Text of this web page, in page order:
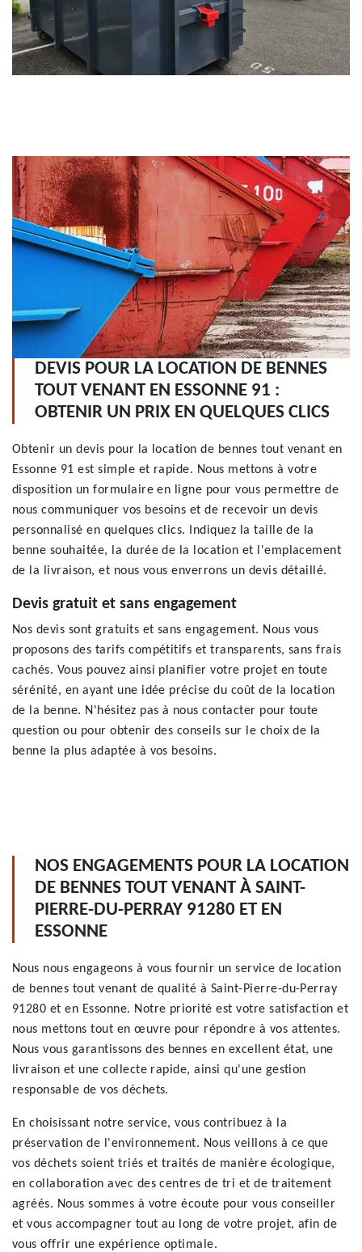
DEVIS POUR LA LOCATION DE BENNES
TOUT VENANT EN ESSONNE 91 :
OBTENIR UN PRIX EN QUELQUES CLICS
Obtenir un devis pour la location de bennes tout venant en
Essonne 91 est simple et rapide. Nous mettons à votre
disposition un formulaire en ligne pour vous permettre de
nous communiquer vos besoins et de recevoir un devis
personnalisé en quelques clics. Indiquez la taille de la
benne souhaitée, la durée de la location et l'emplacement
de la livraison, et nous vous enverrons un devis détaillé.
Devis gratuit et sans engagement
Nos devis sont gratuits et sans engagement. Nous vous
proposons des tarifs compétitifs et transparents, sans frais
cachés. Vous pouvez ainsi planifier votre projet en toute
sérénité, en ayant une idée précise du coût de la location
de la benne. N'hésitez pas à nous contacter pour toute
question ou pour obtenir des conseils sur le choix de la
benne la plus adaptée à vos besoins.
NOS ENGAGEMENTS POUR LA LOCATION
DE BENNES TOUT VENANT À SAINT-
PIERRE-DU-PERRAY 91280 ET EN
ESSONNE
Nous nous engageons à vous fournir un service de location
de bennes tout venant de qualité à Saint-Pierre-du-Perray
91280 et en Essonne. Notre priorité est votre satisfaction et
nous mettons tout en œuvre pour répondre à vos attentes.
Nous vous garantissons des bennes en excellent état, une
livraison et une collecte rapide, ainsi qu'une gestion
responsable de vos déchets.
En choisissant notre service, vous contribuez à la
préservation de l'environnement. Nous veillons à ce que
vos déchets soient triés et traités de manière écologique,
en collaboration avec des centres de tri et de traitement
agréés. Nous sommes à votre écoute pour vous conseiller
et vous accompagner tout au long de votre projet, afin de
vous offrir une expérience optimale.